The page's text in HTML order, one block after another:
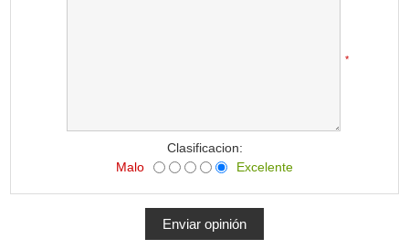
*
Clasificacion:
Malo
Excelente